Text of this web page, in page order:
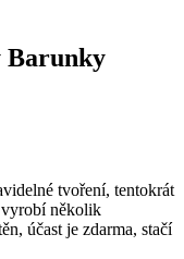
Barunky
tvoření, tentokrát
vyrobí několik
účast je zdarma, stačí